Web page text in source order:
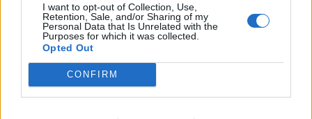
I want to opt-out of Collection, Use,
Retention, Sale, and/or Sharing of my
Personal Data that Is Unrelated with the
Purposes for which it was collected.
Opted Out
CONFIRM